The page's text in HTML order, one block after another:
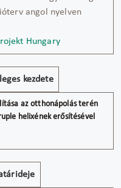
angol nyelven
Hungary
kezdete